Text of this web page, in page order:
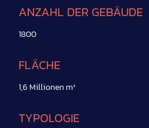
ANZAHL DER GEBÄUDE
1800
FLÄCHE
1,6 Millionen m²
TYPOLOGIE